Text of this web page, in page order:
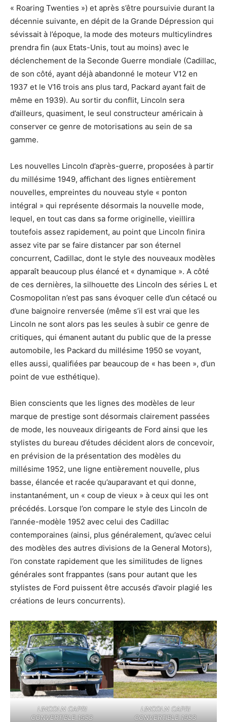
« Roaring Twenties ») et après s’être poursuivie durant la
décennie suivante, en dépit de la Grande Dépression qui
sévissait à l’époque, la mode des moteurs multicylindres
prendra fin (aux Etats-Unis, tout au moins) avec le
déclenchement de la Seconde Guerre mondiale (Cadillac,
de son côté, ayant déjà abandonné le moteur V12 en
1937 et le V16 trois ans plus tard, Packard ayant fait de
même en 1939). Au sortir du conflit, Lincoln sera
d’ailleurs, quasiment, le seul constructeur américain à
conserver ce genre de motorisations au sein de sa
gamme.
Les nouvelles Lincoln d’après-guerre, proposées à partir
du millésime 1949, affichant des lignes entièrement
nouvelles, empreintes du nouveau style « ponton
intégral » qui représente désormais la nouvelle mode,
lequel, en tout cas dans sa forme originelle, vieillira
toutefois assez rapidement, au point que Lincoln finira
assez vite par se faire distancer par son éternel
concurrent, Cadillac, dont le style des nouveaux modèles
apparaît beaucoup plus élancé et « dynamique ». A côté
de ces dernières, la silhouette des Lincoln des séries L et
Cosmopolitan n’est pas sans évoquer celle d’un cétacé ou
d’une baignoire renversée (même s’il est vrai que les
Lincoln ne sont alors pas les seules à subir ce genre de
critiques, qui émanent autant du public que de la presse
automobile, les Packard du millésime 1950 se voyant,
elles aussi, qualifiées par beaucoup de « has been », d’un
point de vue esthétique).
Bien conscients que les lignes des modèles de leur
marque de prestige sont désormais clairement passées
de mode, les nouveaux dirigeants de Ford ainsi que les
stylistes du bureau d’études décident alors de concevoir,
en prévision de la présentation des modèles du
millésime 1952, une ligne entièrement nouvelle, plus
basse, élancée et racée qu’auparavant et qui donne,
instantanément, un « coup de vieux » à ceux qui les ont
précédés. Lorsque l’on compare le style des Lincoln de
l’année-modèle 1952 avec celui des Cadillac
contemporaines (ainsi, plus généralement, qu’avec celui
des modèles des autres divisions de la General Motors),
l’on constate rapidement que les similitudes de lignes
générales sont frappantes (sans pour autant que les
stylistes de Ford puissent être accusés d’avoir plagié les
créations de leurs concurrents).
LINCOLN CAPRI
CONVERTIBLE 1953
LINCOLN CAPRI
CONVERTIBLE 1953